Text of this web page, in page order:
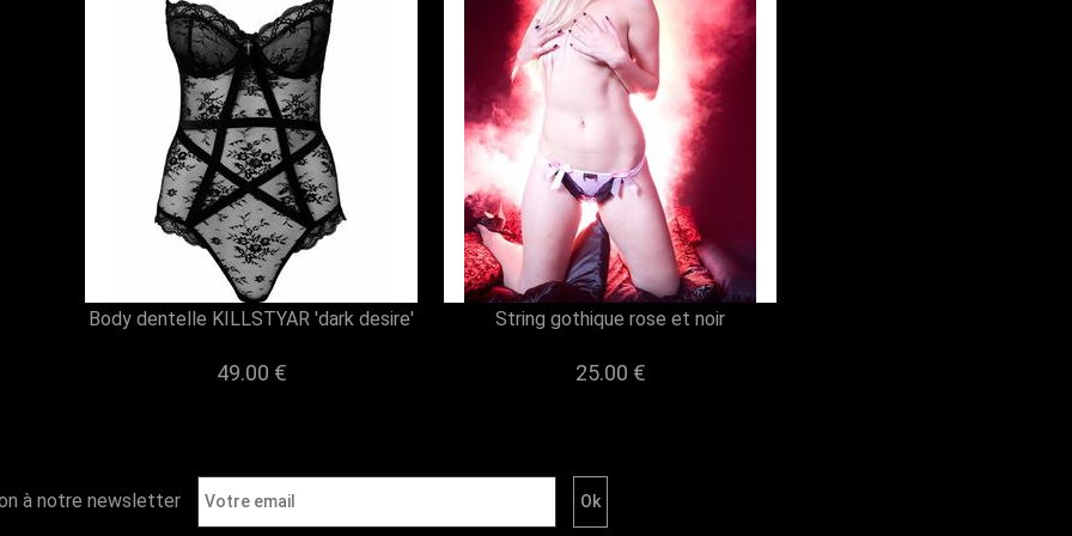
Body dentelle KILLSTYAR 'dark desire'
49.00 €
String gothique rose et noir
25.00 €
à notre newsletter